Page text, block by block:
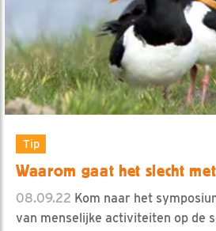
Tip
Waarom gaat het slecht
08.09.22 Kom naar het
van menselijke activiteiten op de